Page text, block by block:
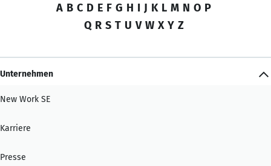
A B C D E F G H I J K L M N O P
Q R S T U V W X Y Z
Unternehmen
New Work SE
Karriere
Presse